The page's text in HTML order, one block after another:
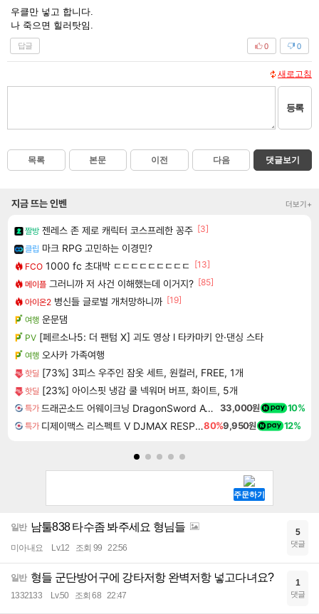
우클만 넣고 합니다.
나 죽으면 힐러탓임.
답글 0
0
새로고침
등록
목록 본문 이전 다음 댓글보기
지금 뜨는 인벤 더보기+
짤방 젠레스 존 제로 캐릭터 코스프레한 꽁주 [3]
클립 마크 RPG 고민하는 이경민?
FCO 1000 fc 초대박 ㄷㄷㄷㄷㄷㄷㄷㄷㄷ
[13]
메이플 그러니까 저 사건 이해했는데 이거지? [85]
아이온2 병신들 글로벌 개처망하니까 [19]
여행 운문댐
PV [페르소나5: 더 팬텀 X] 괴도 영상 l 타카마키 안·댄싱 스타
여행 오사카 가족여행
핫딜 [73%] 3피스 우주인 잠옷 세트, 원컬러, FREE, 1개
핫딜 [23%] 아이스핏 냉감 쿨 넥워머 버프, 화이트, 5개
특가 드래곤소드 어웨이크닝 DragonSword Awakening 33,000원 10%
특가 디제이맥스 리스펙트 V DJMAX RESPECT V80%9,950원 12%
일반 남툴838 타수좀 봐주세요 형님들
미아내요 Lv.12 조회 99 22:56
5
댓글
일반 형들 군단방어구에 강타저항 완벽저항 넣고다녀요?
1332133 Lv.50 조회 68 22:47
1
댓글